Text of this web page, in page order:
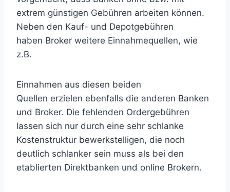
extrem günstigen Gebühren arbeiten können.
Neben den Kauf- und Depotgebühren
haben Broker weitere Einnahmequellen, wie
z.B.
Einnahmen aus diesen beiden
Quellen erzielen ebenfalls die anderen Banken
und Broker. Die fehlenden Ordergebühren
lassen sich nur durch eine sehr schlanke
Kostenstruktur bewerkstelligen, die noch
deutlich schlanker sein muss als bei den
etablierten Direktbanken und online Brokern.